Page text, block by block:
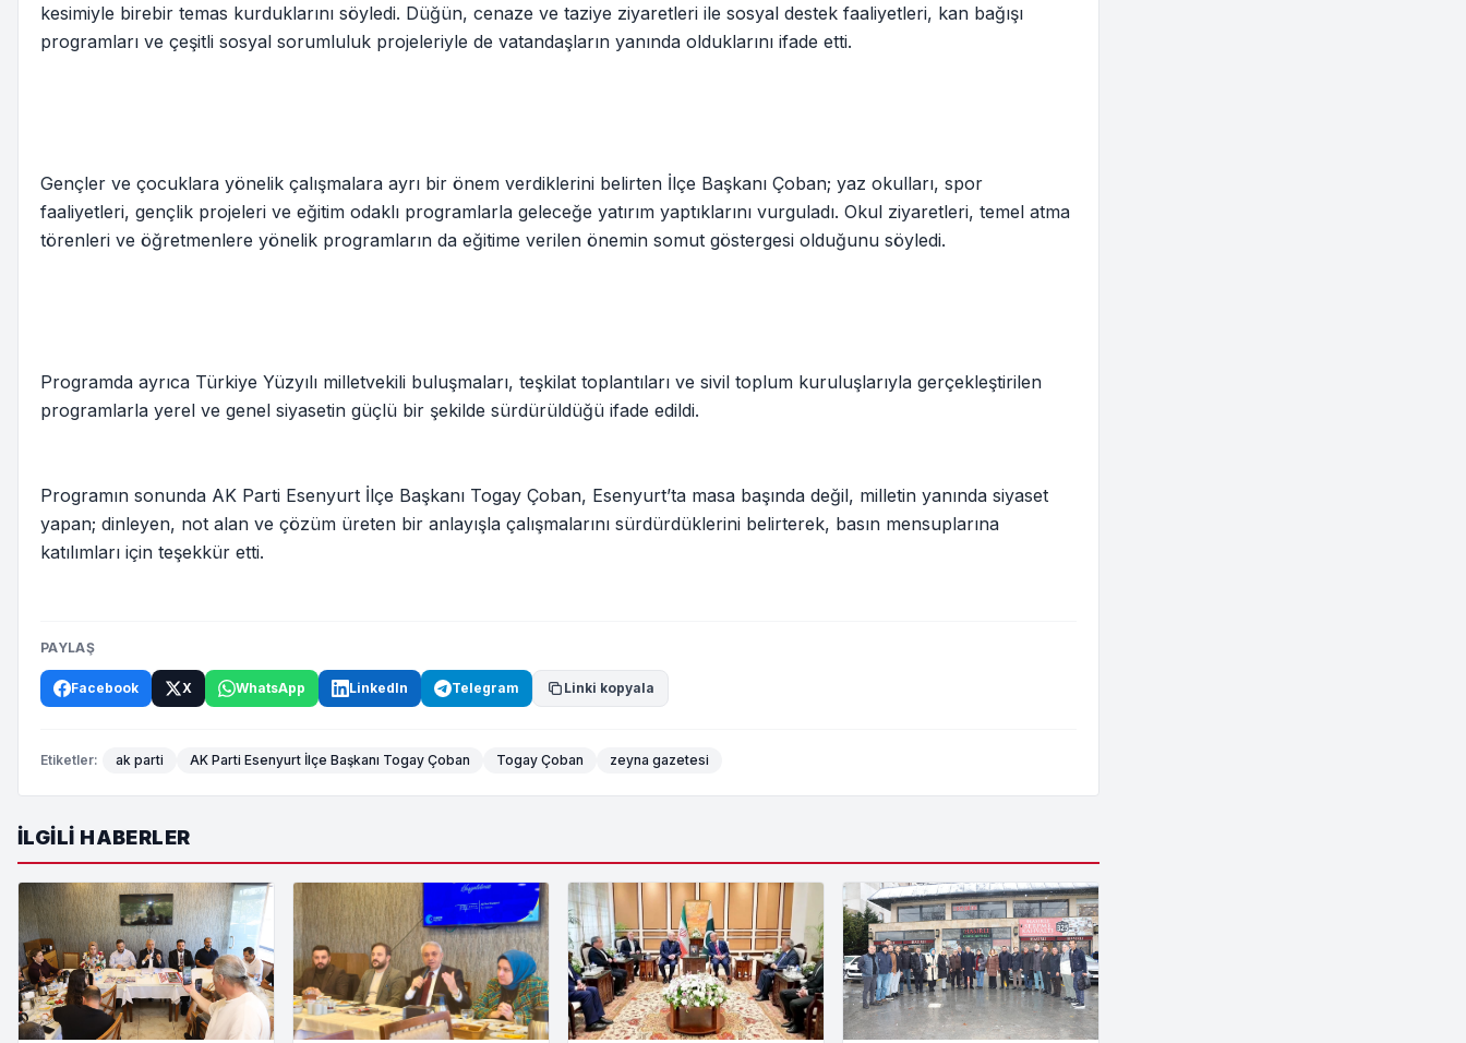
kesimiyle birebir temas kurduklarını söyledi. Düğün, cenaze ve taziye ziyaretleri ile sosyal destek faaliyetleri, kan bağışı
programları ve çeşitli sosyal sorumluluk projeleriyle de vatandaşların yanında olduklarını ifade etti.
Gençler ve çocuklara yönelik çalışmalara ayrı bir önem verdiklerini belirten İlçe Başkanı Çoban; yaz okulları, spor
faaliyetleri, gençlik projeleri ve eğitim odaklı programlarla geleceğe yatırım yaptıklarını vurguladı. Okul ziyaretleri, temel atma
törenleri ve öğretmenlere yönelik programların da eğitime verilen önemin somut göstergesi olduğunu söyledi.
Programda ayrıca Türkiye Yüzyılı milletvekili buluşmaları, teşkilat toplantıları ve sivil toplum kuruluşlarıyla gerçekleştirilen
programlarla yerel ve genel siyasetin güçlü bir şekilde sürdürüldüğü ifade edildi.
Programın sonunda AK Parti Esenyurt İlçe Başkanı Togay Çoban, Esenyurt’ta masa başında değil, milletin yanında siyaset
yapan; dinleyen, not alan ve çözüm üreten bir anlayışla çalışmalarını sürdürdüklerini belirterek, basın mensuplarına
katılımları için teşekkür etti.
PAYLAŞ
Facebook X WhatsApp LinkedIn Telegram Linki kopyala
Etiketler: ak parti AK Parti Esenyurt İlçe Başkanı Togay Çoban Togay Çoban zeyna gazetesi
İLGILI HABERLER